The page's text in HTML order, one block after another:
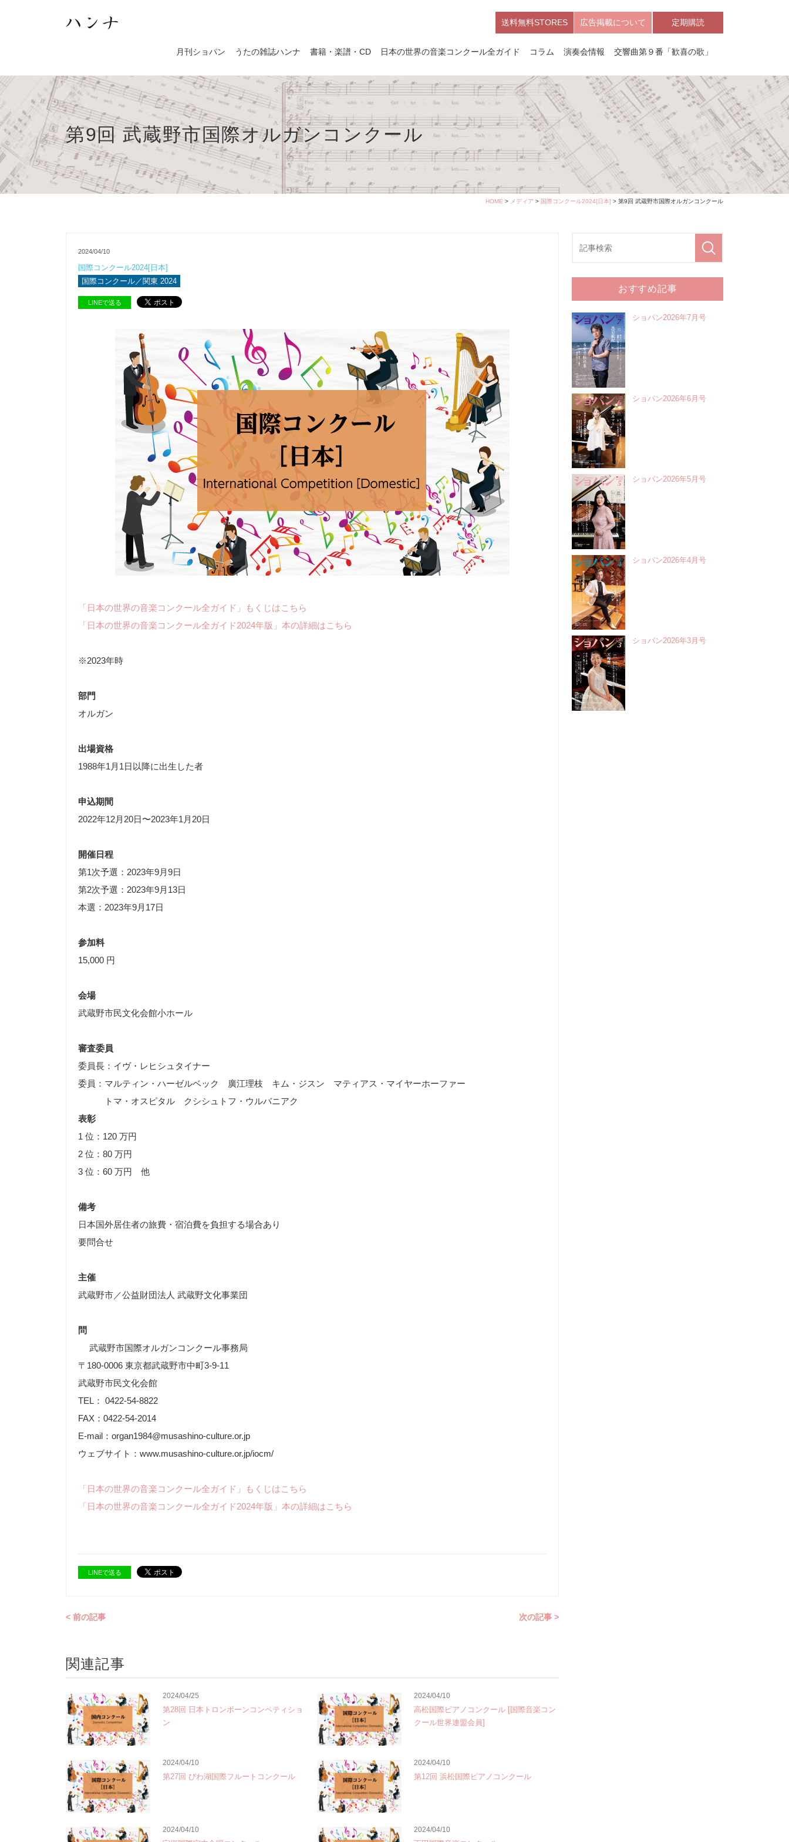
送料無料STORES 広告掲載について 定期購読
月刊ショパン うたの雑誌ハンナ 書籍・楽譜・CD 日本の世界の音楽コンクール全ガイド コラム 演奏会情報 交響曲第９番「歓喜の歌」
第9回 武蔵野市国際オルガンコンクール
HOME > メディア > 国際コンクール2024[日本] > 第9回 武蔵野市国際オルガンコンクール
2024/04/10
国際コンクール2024[日本]
国際コンクール／関東 2024
LINEで送る
「日本の世界の音楽コンクール全ガイド」もくじはこちら
「日本の世界の音楽コンクール全ガイド2024年版」本の詳細はこちら
※2023年時
部門
オルガン
出場資格
1988年1月1日以降に出生した者
申込期間
2022年12月20日〜2023年1月20日
開催日程
第1次予選：2023年9月9日
第2次予選：2023年9月13日
本選：2023年9月17日
参加料
15,000 円
会場
武蔵野市民文化会館小ホール
審査委員
委員長：イヴ・レヒシュタイナー
委員：マルティン・ハーゼルベック 廣江理枝 キム・ジスン マティアス・マイヤーホーファー
トマ・オスピタル クシシュトフ・ウルバニアク
表彰
1 位：120 万円
2 位：80 万円
3 位：60 万円 他
備考
日本国外居住者の旅費・宿泊費を負担する場合あり
要問合せ
主催
武蔵野市／公益財団法人 武蔵野文化事業団
問
武蔵野市国際オルガンコンクール事務局
〒180-0006 東京都武蔵野市中町3-9-11
武蔵野市民文化会館
TEL： 0422-54-8822
FAX：0422-54-2014
E-mail：organ1984@musashino-culture.or.jp
ウェブサイト：www.musashino-culture.or.jp/iocm/
「日本の世界の音楽コンクール全ガイド」もくじはこちら
「日本の世界の音楽コンクール全ガイド2024年版」本の詳細はこちら
LINEで送る
< 前の記事 次の記事 >
関連記事
2024/04/25
第28回 日本トロンボーンコンペティショ
ン
2024/04/10
高松国際ピアノコンクール [国際音楽コン
クール世界連盟会員]
2024/04/10
第27回 びわ湖国際フルートコンクール
2024/04/10
第12回 浜松国際ピアノコンクール
2024/04/10 2024/04/10
おすすめ記事
ショパン2026年7月号
ショパン2026年6月号
ショパン2026年5月号
ショパン2026年4月号
ショパン2026年3月号